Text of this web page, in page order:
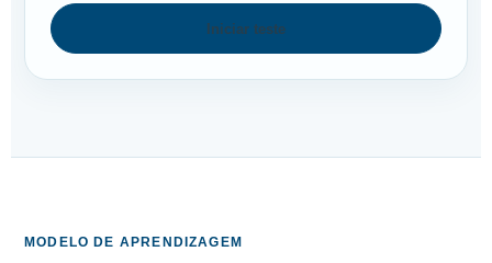
Iniciar teste
MODELO DE APRENDIZAGEM